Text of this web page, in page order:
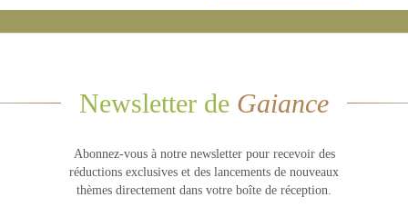
Newsletter de Gaiance
Abonnez-vous à notre newsletter pour recevoir des
réductions exclusives et des lancements de nouveaux
thèmes directement dans votre boîte de réception.